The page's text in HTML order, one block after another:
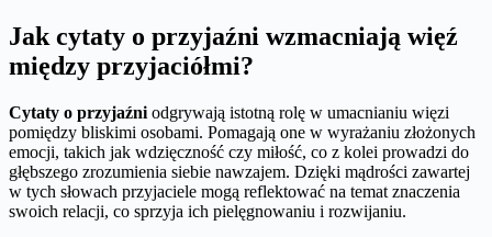
Jak cytaty o przyjaźni wzmacniają więź
między przyjaciółmi?
Cytaty o przyjaźni odgrywają istotną rolę w umacnianiu więzi
pomiędzy bliskimi osobami. Pomagają one w wyrażaniu złożonych
emocji, takich jak wdzięczność czy miłość, co z kolei prowadzi do
głębszego zrozumienia siebie nawzajem. Dzięki mądrości zawartej
w tych słowach przyjaciele mogą reflektować na temat znaczenia
swoich relacji, co sprzyja ich pielęgnowaniu i rozwijaniu.